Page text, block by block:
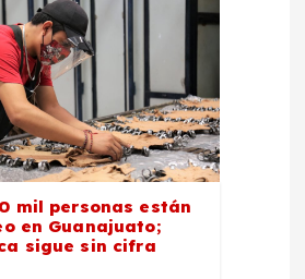
mil personas están
en Guanajuato;
sigue sin cifra